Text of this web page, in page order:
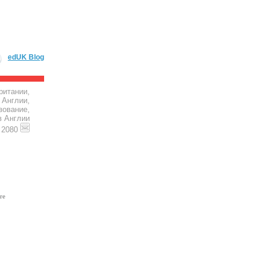
edUK Blog
Англии,
Англии